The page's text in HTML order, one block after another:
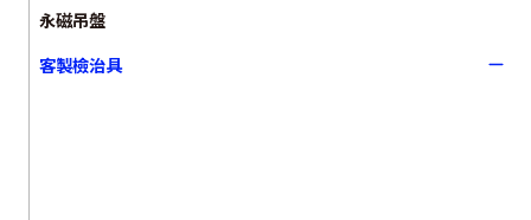
永磁吊盤
客製檢治具